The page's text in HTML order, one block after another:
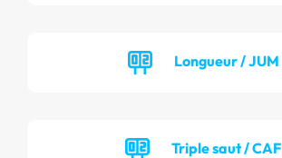
Longueur / JUM
Triple saut / CAF